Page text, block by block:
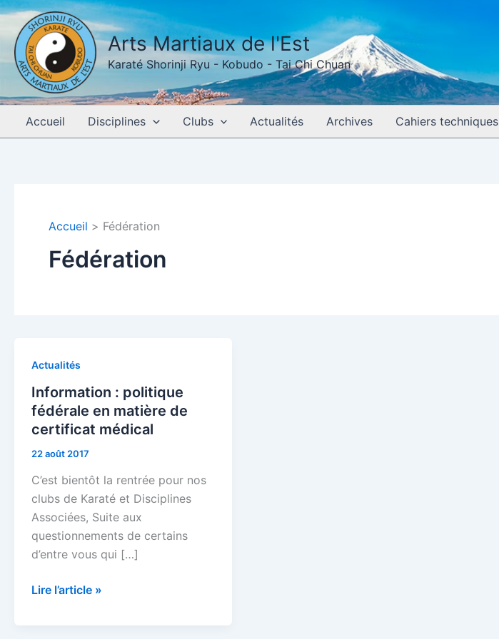
Aller
contenu
Arts Martiaux de l'Est
Karaté Shorinji Ryu - Kobudo - Tai Chi Chuan
Accueil Disciplines Clubs Actualités Archives Cahiers techniques
Accueil Fédération
Fédération
Actualités
Information : politique
fédérale en matière de
certificat médical
22 août 2017
C’est bientôt la rentrée pour nos
clubs de Karaté et Disciplines
Associées, Suite aux
questionnements de certains
d’entre vous qui […]
Information
politique
fédérale
en
matière
de
certificat
médical
Lire l’article »